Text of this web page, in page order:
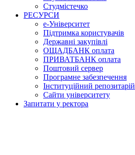
Студмістечко
РЕСУРСИ
е-Університет
Підтримка користувачів
Державні закупівлі
ОЩАДБАНК оплата
ПРИВАТБАНК оплата
Поштовий сервер
Програмне забезпечення
Інституційний репозитарій
Сайти університету
Запитати у ректора